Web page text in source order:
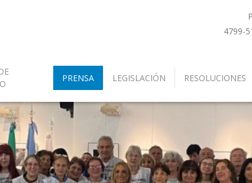
4799-
PRENSA LEGISLACIÓN RESOLUCIONES